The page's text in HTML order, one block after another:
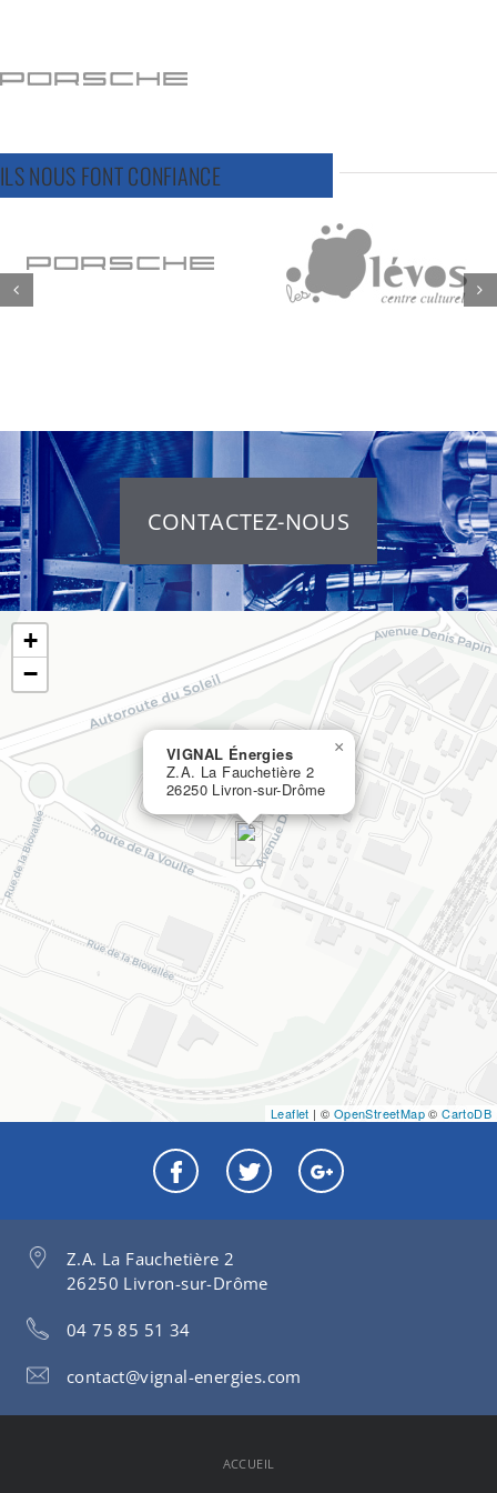
ILS NOUS FONT CONFIANCE
CONTACTEZ-NOUS
VIGNAL Énergies
Z.A. La Fauchetière 2
26250 Livron-sur-Drôme
×
+
−
Leaflet | © OpenStreetMap©CartoDB
Z.A. La Fauchetière 2
26250 Livron-sur-Drôme
04 75 85 51 34
contact@vignal-energies.com
ACCUEIL